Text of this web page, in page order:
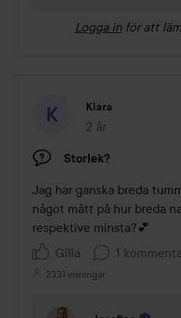
Logga in för att
Klara
2 år
Inlägget
Storlek?
Jag har ganska breda
något mått på hur breda
respektive minsta?💕
Gilla
1
2331 visningar